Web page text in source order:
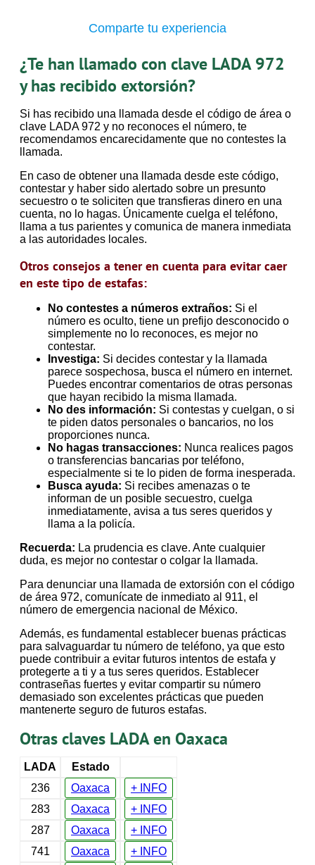
Comparte tu experiencia
¿Te han llamado con clave LADA 972
y has recibido extorsión?
Si has recibido una llamada desde el código de área o
clave LADA 972 y no reconoces el número, te
recomendamos encarecidamente que no contestes la
llamada.
En caso de obtener una llamada desde este código,
contestar y haber sido alertado sobre un presunto
secuestro o te soliciten que transfieras dinero en una
cuenta, no lo hagas. Únicamente cuelga el teléfono,
llama a tus parientes y comunica de manera inmediata
a las autoridades locales.
Otros consejos a tener en cuenta para evitar caer
en este tipo de estafas:
No contestes a números extraños: Si el
número es oculto, tiene un prefijo desconocido o
simplemente no lo reconoces, es mejor no
contestar.
Investiga: Si decides contestar y la llamada
parece sospechosa, busca el número en internet.
Puedes encontrar comentarios de otras personas
que hayan recibido la misma llamada.
No des información: Si contestas y cuelgan, o si
te piden datos personales o bancarios, no los
proporciones nunca.
No hagas transacciones: Nunca realices pagos
o transferencias bancarias por teléfono,
especialmente si te lo piden de forma inesperada.
Busca ayuda: Si recibes amenazas o te
informan de un posible secuestro, cuelga
inmediatamente, avisa a tus seres queridos y
llama a la policía.
Recuerda: La prudencia es clave. Ante cualquier
duda, es mejor no contestar o colgar la llamada.
Para denunciar una llamada de extorsión con el código
de área 972, comunícate de inmediato al 911, el
número de emergencia nacional de México.
Además, es fundamental establecer buenas prácticas
para salvaguardar tu número de teléfono, ya que esto
puede contribuir a evitar futuros intentos de estafa y
protegerte a ti y a tus seres queridos. Establecer
contraseñas fuertes y evitar compartir su número
demasiado son excelentes prácticas que pueden
mantenerte seguro de futuros estafas.
Otras claves LADA en Oaxaca
LADA
Estado
236
Oaxaca
+ INFO
283
Oaxaca
+ INFO
287
Oaxaca
+ INFO
741
Oaxaca
+ INFO